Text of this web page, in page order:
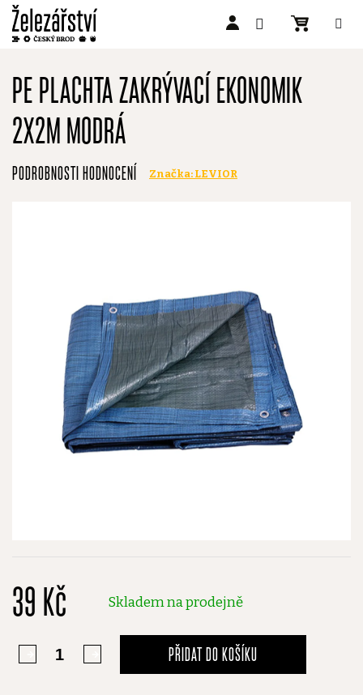
obsah
PE PLACHTA ZAKRÝVACÍ EKONOMIK
2X2M MODRÁ
Průměrné
hodnocení
PODROBNOSTI HODNOCENÍ Značka: LEVIOR
39 Kč Skladem na prodejně
PŘIDAT DO KOŠÍKU